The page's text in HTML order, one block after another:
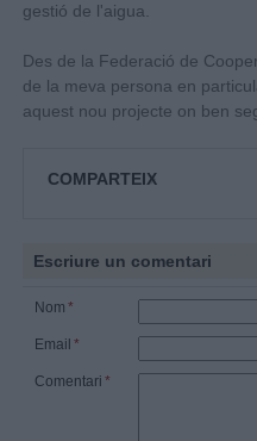
gestió de l'aigua.
Des de la Federació de
de la meva persona en
aquest nou projecte on ben
COMPARTEIX
Escriure un comentari
Nom *
Email *
Comentari *